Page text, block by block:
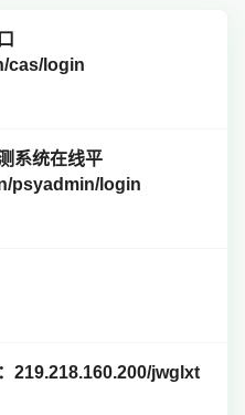
cas/login
系统在线平
psyadmin/login
219.218.160.200/jwglxt